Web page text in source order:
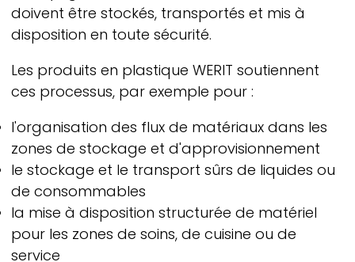
doivent être stockés, transportés et mis à
disposition en toute sécurité.
Les produits en plastique WERIT soutiennent
ces processus, par exemple pour :
l'organisation des flux de matériaux dans les
zones de stockage et d'approvisionnement
le stockage et le transport sûrs de liquides ou
de consommables
la mise à disposition structurée de matériel
pour les zones de soins, de cuisine ou de
service